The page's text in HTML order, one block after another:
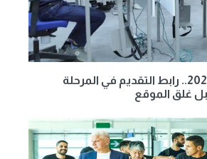
تنسيق الجامعات 2026.. رابط التقديم في المرحلة
غلق الموقع